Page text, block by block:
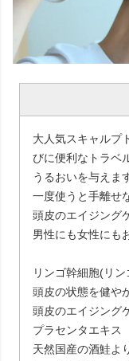
大人気スキャルプ
びに便利なトラベ
うるおいを与えま
一度使うと手離せ
頭皮のエイジング
男性にも女性にも
リンゴ幹細胞(リ
頭皮の状態を健や
頭皮のエイジング
プラセンタエキス
天然国産の酒鮭よ